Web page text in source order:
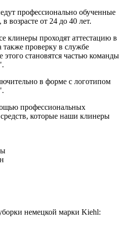
профессионально обученные
возрасте от 24 до 40 лет.
клинеры проходят аттестацию в
проверку в службе
этого становятся частью команды
в форме с логотипом
профессиональных
которые наши клинеры
немецкой марки Kiehl: